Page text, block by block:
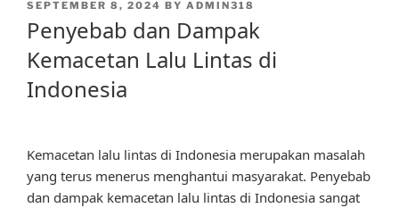
POSTED
SEPTEMBER 8, 2024 BY ADMIN318
Penyebab dan Dampak
Kemacetan Lalu Lintas di
Indonesia
Kemacetan lalu lintas di Indonesia merupakan masalah
yang terus menerus menghantui masyarakat. Penyebab
dan dampak kemacetan lalu lintas di Indonesia sangat